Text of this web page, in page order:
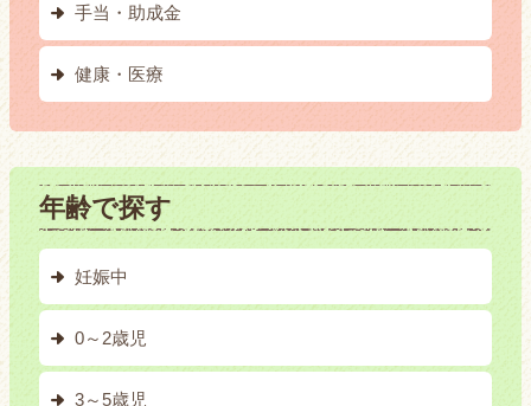
手当・助成金
健康・医療
年齢で探す
妊娠中
0～2歳児
3～5歳児